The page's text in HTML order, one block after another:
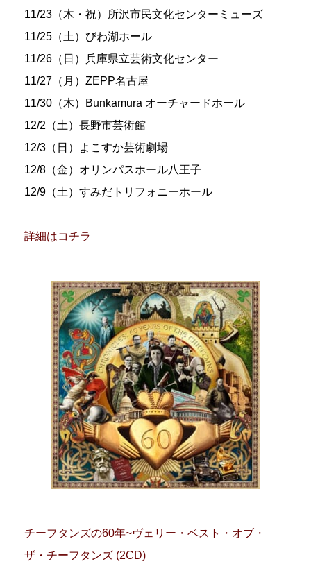
11/23（木・祝）所沢市民文化センターミューズ
11/25（土）びわ湖ホール
11/26（日）兵庫県立芸術文化センター
11/27（月）ZEPP名古屋
11/30（木）Bunkamura オーチャードホール
12/2（土）長野市芸術館
12/3（日）よこすか芸術劇場
12/8（金）オリンパスホール八王子
12/9（土）すみだトリフォニーホール
詳細はコチラ
チーフタンズの60年~ヴェリー・ベスト・オブ・
ザ・チーフタンズ (2CD)